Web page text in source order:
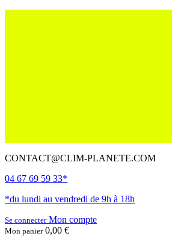
CONTACT@CLIM-PLANETE.COM
04 67 69 59 33*
*du lundi au vendredi de 9h à 18h
Se connecterMon compte
Mon panier 0,00 €